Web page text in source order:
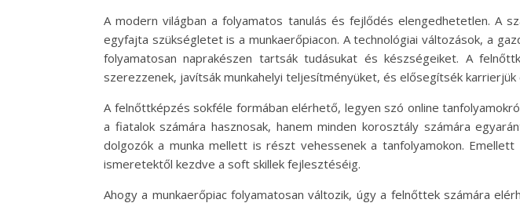
A modern világban a folyamatos tanulás és fejlődés elengedhetetlen. A
egyfajta szükségletet is a munkaerőpiacon. A technológiai változások, a
folyamatosan naprakészen tartsák tudásukat és készségeiket. A
szerezzenek, javítsák munkahelyi teljesítményüket, és elősegítsék karrierjük
A felnőttképzés sokféle formában elérhető, legyen szó online
a fiatalok számára hasznosak, hanem minden korosztály számára
dolgozók a munka mellett is részt vehessenek a tanfolyamokon.
ismeretektől kezdve a soft skillek fejlesztéséig.
Ahogy a munkaerőpiac folyamatosan változik, úgy a felnőttek számára